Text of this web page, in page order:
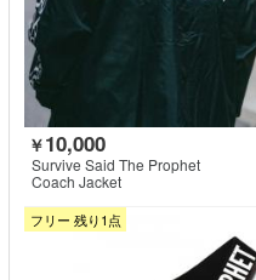
￥10,000
Survive Said The Prophet
Coach Jacket
フリー 残り1点